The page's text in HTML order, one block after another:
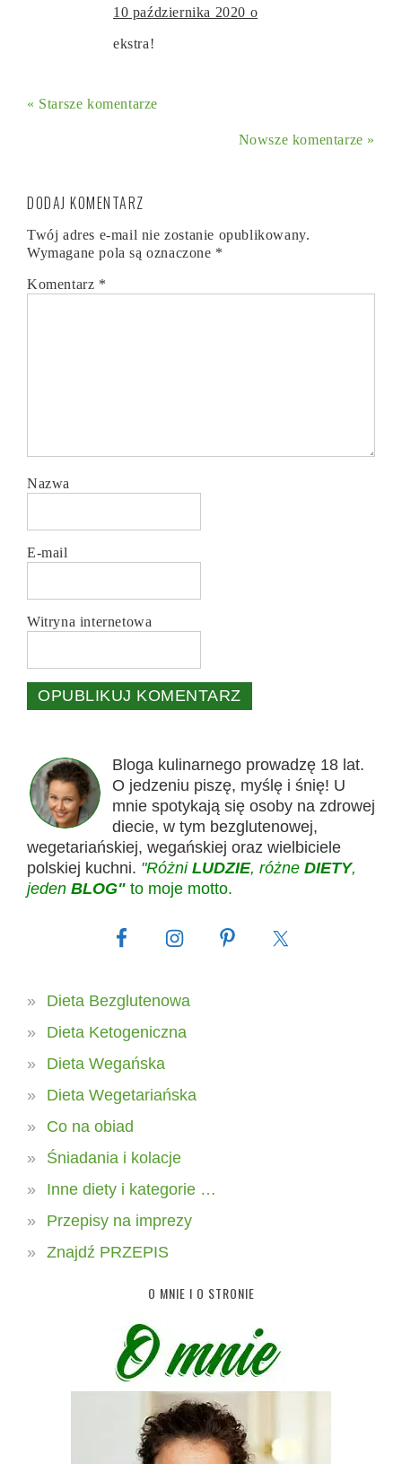
10 października 2020 o
ekstra!
« Starsze komentarze
Nowsze komentarze »
DODAJ KOMENTARZ
Twój adres e-mail nie zostanie opublikowany.
Wymagane pola są oznaczone *
Komentarz *
Nazwa
E-mail
Witryna internetowa
Bloga kulinarnego prowadzę 18 lat.
O jedzeniu piszę, myślę i śnię! U
mnie spotykają się osoby na zdrowej
diecie, w tym bezglutenowej,
wegetariańskiej, wegańskiej oraz wielbiciele
polskiej kuchni. "Różni LUDZIE, różne DIETY,
jeden BLOG" to moje motto.
Dieta Bezglutenowa
Dieta Ketogeniczna
Dieta Wegańska
Dieta Wegetariańska
Co na obiad
Śniadania i kolacje
Inne diety i kategorie …
Przepisy na imprezy
Znajdź PRZEPIS
O MNIE I O STRONIE